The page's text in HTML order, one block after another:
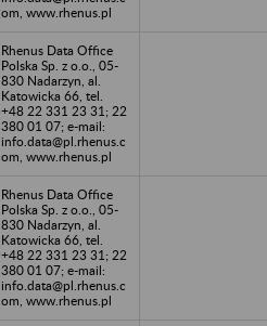
om, www.rhenus.pl
Rhenus Data Office
Polska Sp. z o.o., 05-
830 Nadarzyn, al.
Katowicka 66, tel.
+48 22 331 23 31; 22
380 01 07; e-mail:
info.data@pl.rhenus.c
om, www.rhenus.pl
Rhenus Data Office
Polska Sp. z o.o., 05-
830 Nadarzyn, al.
Katowicka 66, tel.
+48 22 331 23 31; 22
380 01 07; e-mail:
info.data@pl.rhenus.c
om, www.rhenus.pl